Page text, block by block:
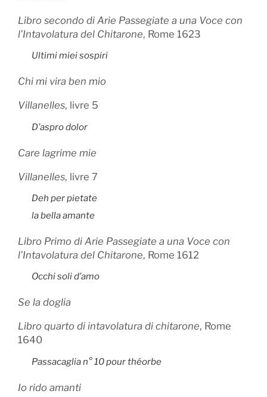
Libro secondo di Arie Passegiate a una Voce con
l’Intavolatura del Chitarone, Rome 1623
Ultimi miei sospiri
Chi mi vira ben mio
Villanelles, livre 5
D’aspro dolor
Care lagrime mie
Villanelles, livre 7
Deh per pietate
la bella amante
Libro Primo di Arie Passegiate a una Voce con
l’Intavolatura del Chitarone, Rome 1612
Occhi soli d’amo
Se la doglia
Libro quarto di intavolatura di chitarone, Rome
1640
Passacaglia n° 10 pour théorbe
Io rido amanti